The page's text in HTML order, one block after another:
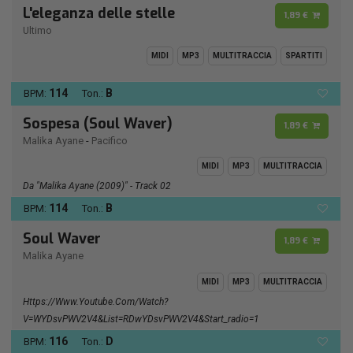
L'eleganza delle stelle
Ultimo
1,89 €
MIDI MP3 MULTITRACCIA SPARTITI
BPM: 114 Ton.: B
Sospesa (Soul Waver)
Malika Ayane - Pacifico
1,89 €
MIDI MP3 MULTITRACCIA
Da "Malika Ayane (2009)" - Track 02
BPM: 114 Ton.: B
Soul Waver
Malika Ayane
1,89 €
MIDI MP3 MULTITRACCIA
Https://www.youtube.com/watch?
V=wYDsvPWV2V4&list=RDwYDsvPWV2V4&start_radio=1
BPM: 116 Ton.: D